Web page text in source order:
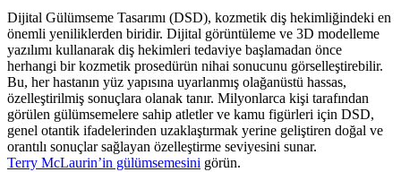
Dijital Gülümseme Tasarımı (DSD), kozmetik diş hekimliğindeki en
önemli yeniliklerden biridir. Dijital görüntüleme ve 3D modelleme
yazılımı kullanarak diş hekimleri tedaviye başlamadan önce
herhangi bir kozmetik prosedürün nihai sonucunu görselleştirebilir.
Bu, her hastanın yüz yapısına uyarlanmış olağanüstü hassas,
özelleştirilmiş sonuçlara olanak tanır. Milyonlarca kişi tarafından
görülen gülümsemelere sahip atletler ve kamu figürleri için DSD,
genel otantik ifadelerinden uzaklaştırmak yerine geliştiren doğal ve
orantılı sonuçlar sağlayan özelleştirme seviyesini sunar.
Terry McLaurin’in gülümsemesini görün.